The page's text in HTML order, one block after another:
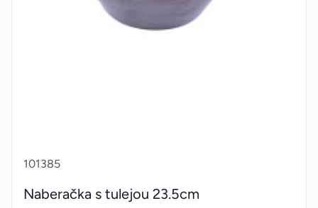
101385
Naberačka s tulejou 23.5cm